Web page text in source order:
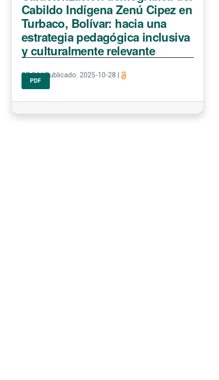
Cabildo Indígena Zenú Cipez en
Turbaco, Bolívar: hacia una
estrategia pedagógica inclusiva
y culturalmente relevante
37-54|Publicado: 2025-10-28
PDF